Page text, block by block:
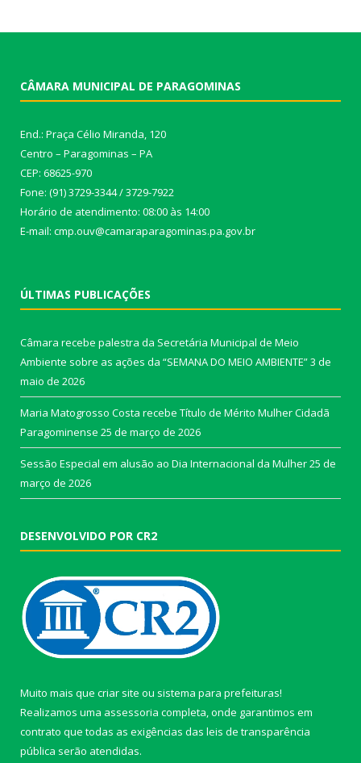
CÂMARA MUNICIPAL DE PARAGOMINAS
End.: Praça Célio Miranda, 120
Centro – Paragominas – PA
CEP: 68625-970
Fone: (91) 3729-3344 / 3729-7922
Horário de atendimento: 08:00 às 14:00
E-mail: cmp.ouv@camaraparagominas.pa.gov.br
ÚLTIMAS PUBLICAÇÕES
Câmara recebe palestra da Secretária Municipal de Meio
Ambiente sobre as ações da “SEMANA DO MEIO AMBIENTE”3 de
maio de 2026
Maria Matogrosso Costa recebe Título de Mérito Mulher Cidadã
Paragominense 25 de março de 2026
Sessão Especial em alusão ao Dia Internacional da Mulher25 de
março de 2026
DESENVOLVIDO POR CR2
Muito mais que criar site ou sistema para prefeituras!
Realizamos uma assessoria completa, onde garantimos em
contrato que todas as exigências das leis de transparência
pública serão atendidas.